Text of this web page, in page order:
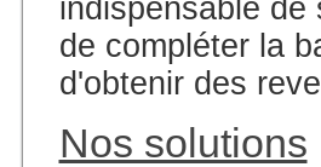
indispensable
de compléter la
d'obtenir des
Nos solutions